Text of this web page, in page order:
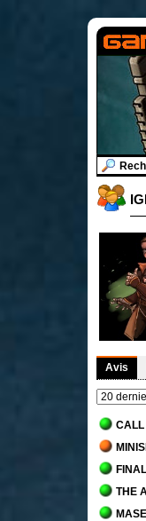
Avis
CALL
THE